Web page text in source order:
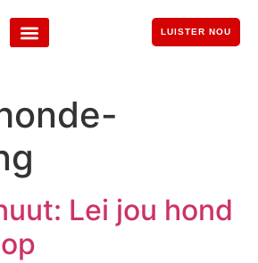
LUISTER NOU
Lei jou hond